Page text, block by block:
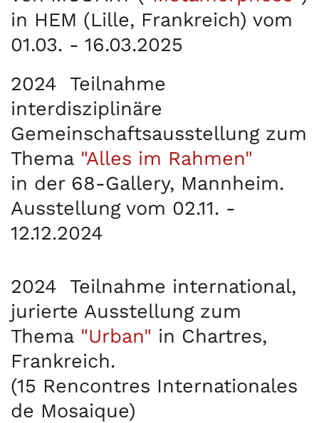
in HEM (Lille, Frankreich) vom
01.03. - 16.03.2025
2024 Teilnahme
interdisziplinäre
Gemeinschaftsausstellung zum
Thema "Alles im Rahmen"
in der 68-Gallery, Mannheim.
Ausstellung vom 02.11. -
12.12.2024
2024 Teilnahme international,
jurierte Ausstellung zum
Thema "Urban" in Chartres,
Frankreich.
(15 Rencontres Internationales
de Mosaique)